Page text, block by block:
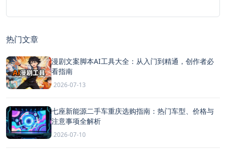
热门文章
漫剧文案脚本AI工具大全：从入门到精通，创作者必
看指南
2026-07-13
七座新能源二手车重庆选购指南：热门车型、价格与
注意事项全解析
2026-07-10